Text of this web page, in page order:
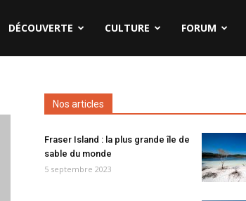
DÉCOUVERTE CULTURE FORUM
Nos articles
Fraser Island : la plus grande île de
sable du monde
5 septembre 2023